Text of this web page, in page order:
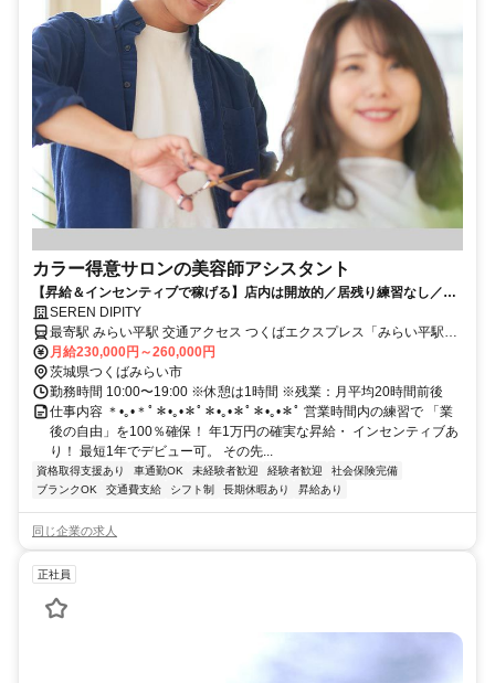
カラー得意サロンの美容師アシスタント
【昇給＆インセンティブで稼げる】店内は開放的／居残り練習なし／週
休2日制＆長期休暇も確保！<br>
SEREN DIPITY
最寄駅 みらい平駅 交通アクセス つくばエクスプレス「みらい平駅」
より徒歩10分
月給230,000円～260,000円
茨城県つくばみらい市
勤務時間 10:00〜19:00 ※休憩は1時間 ※残業：月平均20時間前後
仕事内容 ＊•｡•＊ﾟ＊•｡•＊ﾟ＊•｡•＊ﾟ＊•｡•＊ﾟ 営業時間内の練習で 「業
後の自由」を100％確保！ 年1万円の確実な昇給・ インセンティブあ
り！ 最短1年でデビュー可。 その先...
資格取得支援あり 車通勤OK 未経験者歓迎 経験者歓迎
社会保険完備
ブランクOK
交通費支給 シフト制 長期休暇あり 昇給あり
同じ企業の求人
正社員